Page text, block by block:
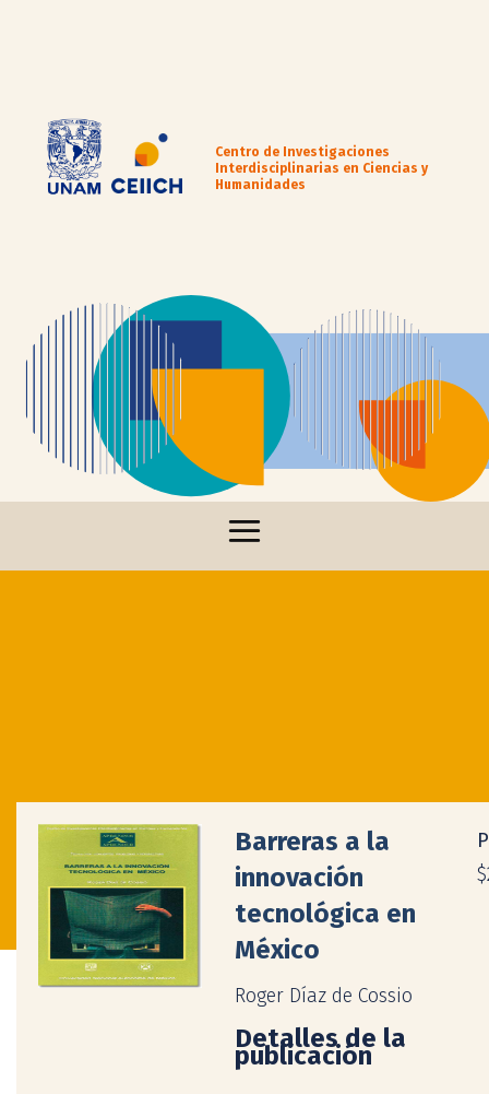
Centro de Investigaciones
Interdisciplinarias en Ciencias y
Humanidades
Barreras a la
innovación
tecnológica en
México
Roger Díaz de Cossio
Detalles de la
publicación